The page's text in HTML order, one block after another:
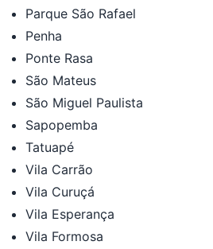
Parque São Rafael
Penha
Ponte Rasa
São Mateus
São Miguel Paulista
Sapopemba
Tatuapé
Vila Carrão
Vila Curuçá
Vila Esperança
Vila Formosa